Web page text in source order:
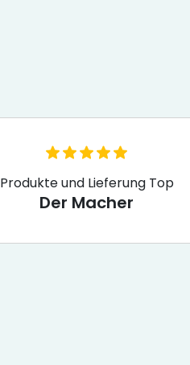
Produkte und Lieferung Top
Der Macher